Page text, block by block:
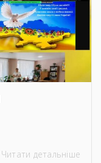
Читати детальніше